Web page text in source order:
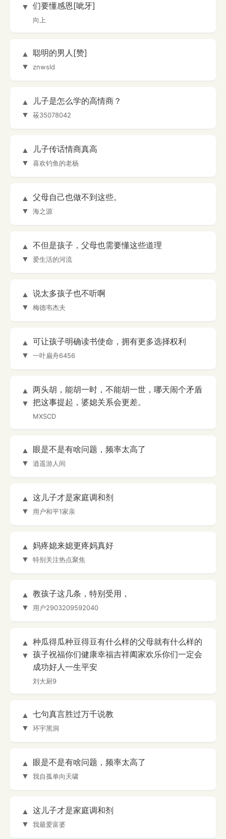
▼ 们要懂感恩[呲牙]
向上
▲
▼
聪明的男人[赞]
znwsld
▲
▼
儿子是怎么学的高情商？
莜35078042
▲
▼
儿子传话情商真高
喜欢钓鱼的老杨
▲
▼
父母自己也做不到这些。
海之源
▲
▼
不但是孩子，父母也需要懂这些道理
爱生活的河流
▲
▼
说太多孩子也不听啊
梅德韦杰夫
▲
▼
可让孩子明确读书使命，拥有更多选择权利
一叶扁舟6456
▲
▼
两头胡，能胡一时，不能胡一世，哪天闹个矛盾
把这事提起，婆媳关系会更差。
MXSCD
▲
▼
眼是不是有啥问题，频率太高了
逍遥游人间
▲
▼
这儿子才是家庭调和剂
用户和平1家亲
▲
▼
妈疼媳来媳更疼妈真好
特别关注热点聚焦
▲
▼
教孩子这几条，特别受用，
用户2903209592040
▲
▼
种瓜得瓜种豆得豆有什么样的父母就有什么样的
孩子祝福你们健康幸福吉祥阖家欢乐你们一定会
成功好人一生平安
刘大厨9
▲
▼
七句真言胜过万千说教
环宇黑洞
▲
▼
眼是不是有啥问题，频率太高了
我自孤单向天啸
▲
▼
这儿子才是家庭调和剂
我最爱富婆